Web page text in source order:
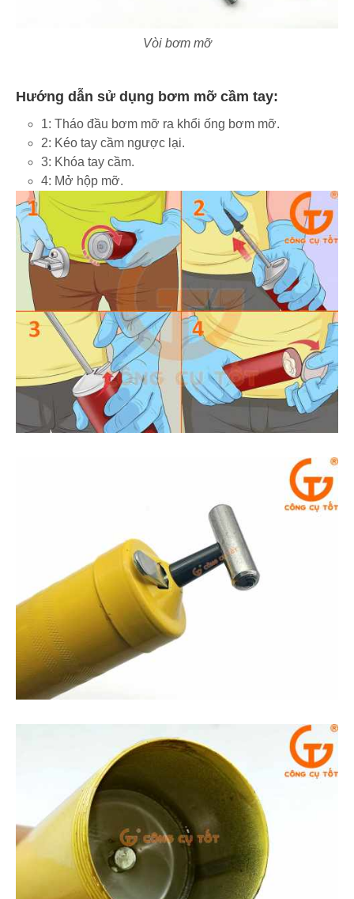
Vòi bơm mỡ
Hướng dẫn sử dụng bơm mỡ cầm tay:
1: Tháo đầu bơm mỡ ra khổi ống bơm mỡ.
2: Kéo tay cầm ngược lại.
3: Khóa tay cầm.
4: Mở hộp mỡ.